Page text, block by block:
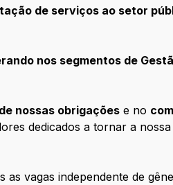
de serviços ao setor
nos segmentos de
nossas obrigações e no
dedicados a tornar a
vagas independente de